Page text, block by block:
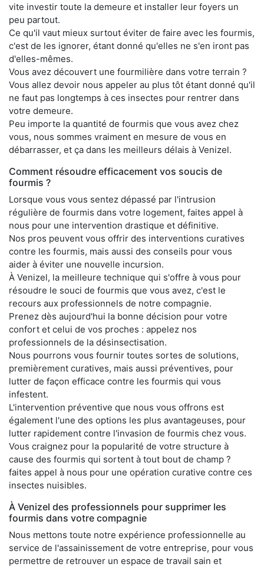
vite investir toute la demeure et installer leur foyers un
peu partout.
Ce qu'il vaut mieux surtout éviter de faire avec les fourmis,
c'est de les ignorer, étant donné qu'elles ne s'en iront pas
d'elles-mêmes.
Vous avez découvert une fourmilière dans votre terrain ?
Vous allez devoir nous appeler au plus tôt étant donné qu'il
ne faut pas longtemps à ces insectes pour rentrer dans
votre demeure.
Peu importe la quantité de fourmis que vous avez chez
vous, nous sommes vraiment en mesure de vous en
débarrasser, et ça dans les meilleurs délais à Venizel.
Comment résoudre efficacement vos soucis de
fourmis ?
Lorsque vous vous sentez dépassé par l'intrusion
régulière de fourmis dans votre logement, faites appel à
nous pour une intervention drastique et définitive.
Nos pros peuvent vous offrir des interventions curatives
contre les fourmis, mais aussi des conseils pour vous
aider à éviter une nouvelle incursion.
À Venizel, la meilleure technique qui s'offre à vous pour
résoudre le souci de fourmis que vous avez, c'est le
recours aux professionnels de notre compagnie.
Prenez dès aujourd'hui la bonne décision pour votre
confort et celui de vos proches : appelez nos
professionnels de la désinsectisation.
Nous pourrons vous fournir toutes sortes de solutions,
premièrement curatives, mais aussi préventives, pour
lutter de façon efficace contre les fourmis qui vous
infestent.
L'intervention préventive que nous vous offrons est
également l'une des options les plus avantageuses, pour
lutter rapidement contre l'invasion de fourmis chez vous.
Vous craignez pour la popularité de votre structure à
cause des fourmis qui sortent à tout bout de champ ?
faites appel à nous pour une opération curative contre ces
insectes nuisibles.
À Venizel des professionnels pour supprimer les
fourmis dans votre compagnie
Nous mettons toute notre expérience professionnelle au
service de l'assainissement de votre entreprise, pour vous
permettre de retrouver un espace de travail sain et